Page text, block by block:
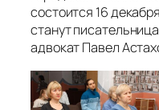
состоится 16
станут
адвокат Павел